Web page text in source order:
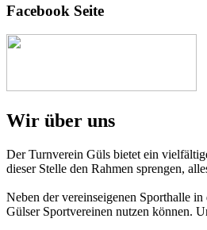
Facebook Seite
Wir über uns
Der Turnverein Güls bietet ein
dieser Stelle den Rahmen sprengen,
Neben der vereinseigenen Sporthalle
Gülser Sportvereinen nutzen können.